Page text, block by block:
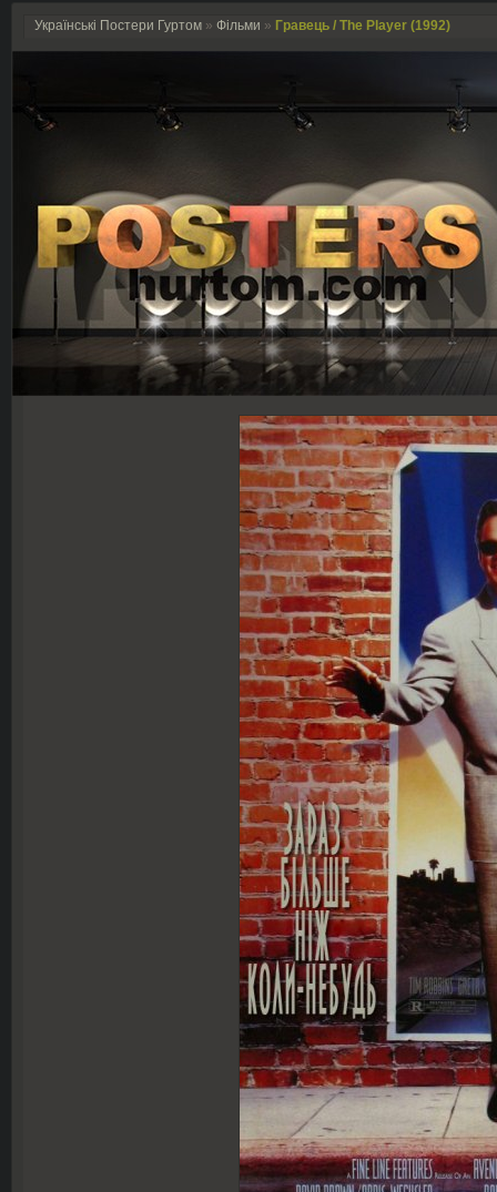
Українські Постери Гуртом » Фільми » Гравець / The Player (1992)